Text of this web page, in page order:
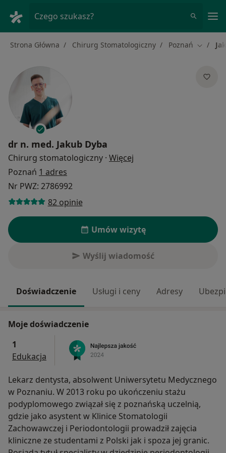
Czego szukasz?
Strona Główna Chirurg Stomatologiczny Poznań Zmień
dr n. med. Jakub Dyba
Chirurg stomatologiczny · Więcej
Poznań 1 adres
Nr PWZ: 2786992
82 opinie
Umów wizytę
Wyślij wiadomość
Doświadczenie Usługi i ceny Adresy
Moje doświadczenie
1
Edukacja
Lekarz dentysta, absolwent Uniwersytetu Medycznego
w Poznaniu. W 2013 roku po ukończeniu stażu
podyplomowego związał się z poznańską uczelnią,
gdzie jako asystent w Klinice Stomatologii
Zachowawczej i Periodontologii prowadził zajęcia
kliniczne ze studentami z Polski jak i spoza jej granic.